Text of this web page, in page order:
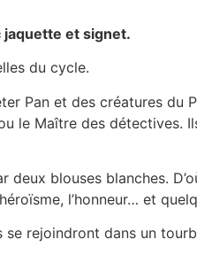
jaquette et signet.
du cycle.
Pan et des créatures
le Maître des détectives.
blouses blanches.
l’honneur… et
rejoindront dans un